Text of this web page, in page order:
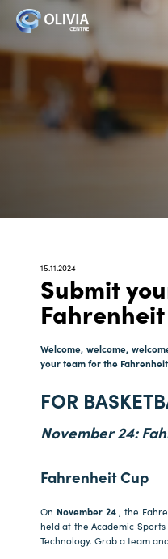
15.11.2024
Submit
Welcome, welcome,
your team for the
FOR
November 24:
Fahrenheit Cup
On November 24, the
held at the Academic
Technology. Grab a team